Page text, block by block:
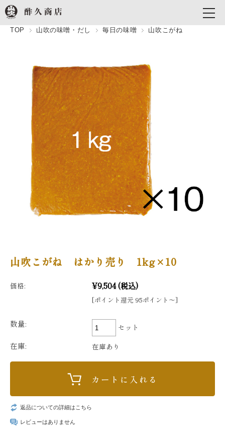
TOP 山吹の味噌・だし 毎日の味噌 山吹こがね
山吹こがね はかり売り 1kg×10
価格: ¥9,504(税込)
[ポイント還元 95ポイント〜]
数量: セット
在庫: 在庫あり
返品についての詳細はこちら
レビューはありません